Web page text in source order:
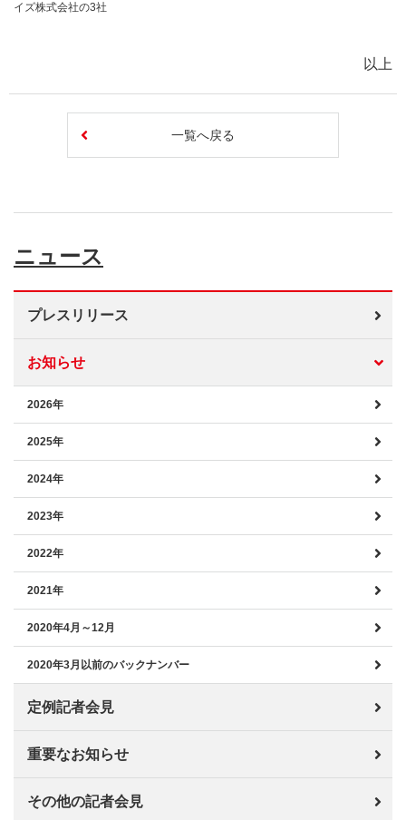
イズ株式会社の3社
以上
一覧へ戻る
ニュース
プレスリリース
お知らせ
2026年
2025年
2024年
2023年
2022年
2021年
2020年4月～12月
2020年3月以前のバックナンバー
定例記者会見
重要なお知らせ
その他の記者会見